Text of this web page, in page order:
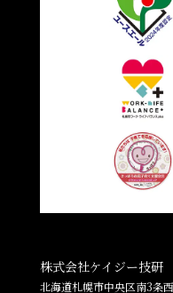
株式会社ケイジー技研
北海道札幌市中央区南3条